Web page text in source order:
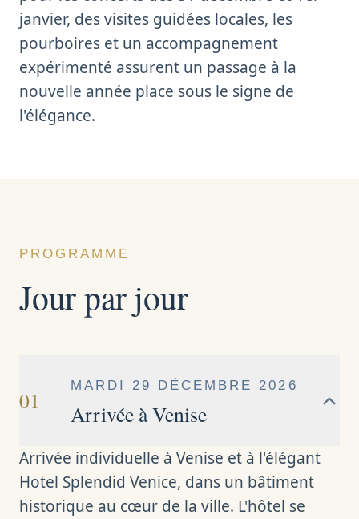
janvier, des visites guidées locales, les
pourboires et un accompagnement
expérimenté assurent un passage à la
nouvelle année place sous le signe de
l'élégance.
PROGRAMME
Jour par jour
01
MARDI 29 DÉCEMBRE 2026
Arrivée à Venise
Arrivée individuelle à Venise et à l'élégant
Hotel Splendid Venice, dans un bâtiment
historique au cœur de la ville. L'hôtel se